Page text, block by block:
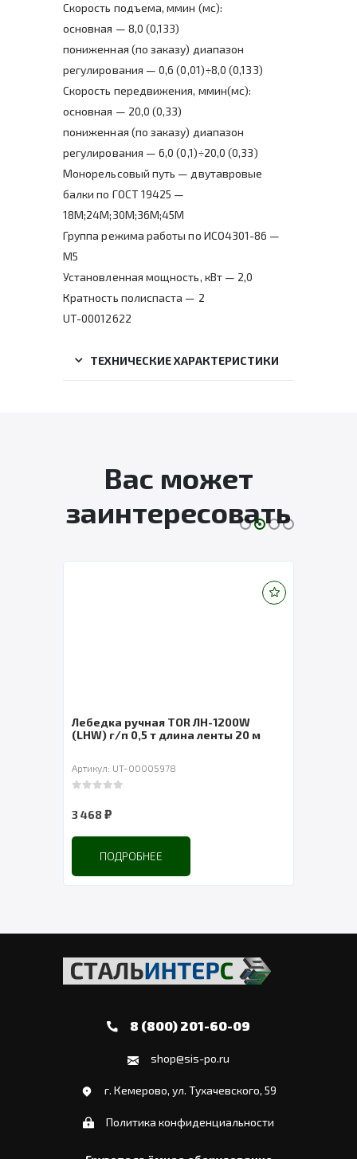
Скорость подъема, ммин (мс):
основная — 8,0 (0,133)
пониженная (по заказу) диапазон
регулирования — 0,6 (0,01)÷8,0 (0,133)
Скорость передвижения, ммин(мс):
основная — 20,0 (0,33)
пониженная (по заказу) диапазон
регулирования — 6,0 (0,1)÷20,0 (0,33)
Монорельсовый путь — двутавровые
балки по ГОСТ 19425 —
18М;24М;30М;36М;45М
Группа режима работы по ИСО4301-86 —
М5
Установленная мощность, кВт — 2,0
Кратность полиспаста — 2
UT-00012622
ТЕХНИЧЕСКИЕ ХАРАКТЕРИСТИКИ
Вас может
заинтересовать
Лебедка ручная TOR ЛН-1200W
(LHW) г/п 0,5 т длина ленты 20 м
Артикул: UT-00005978
3 468₽
ПОДРОБНЕЕ
8 (800) 201-60-09
shop@sis-po.ru
г. Кемерово, ул. Тухачевского, 59
Политика конфиденциальности